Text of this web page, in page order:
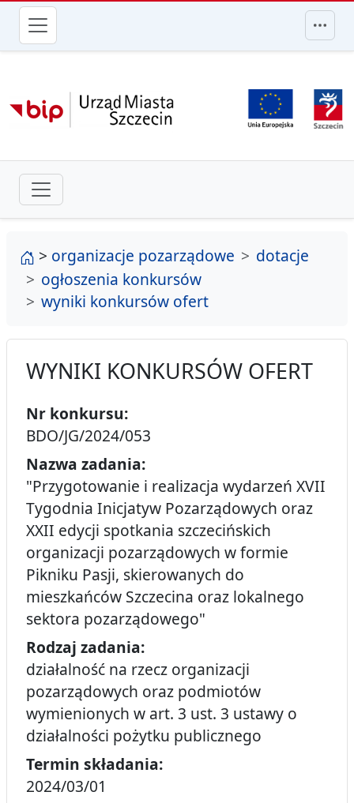
przejdź do głównego menu
strona główna
> organizacje pozarządowe
dotacje
ogłoszenia konkursów
wyniki konkursów ofert
WYNIKI KONKURSÓW OFERT
Nr konkursu:
BDO/JG/2024/053
Nazwa zadania:
"Przygotowanie i realizacja wydarzeń XVII
Tygodnia Inicjatyw Pozarządowych oraz
XXII edycji spotkania szczecińskich
organizacji pozarządowych w formie
Pikniku Pasji, skierowanych do
mieszkańców Szczecina oraz lokalnego
sektora pozarządowego"
Rodzaj zadania:
działalność na rzecz organizacji
pozarządowych oraz podmiotów
wymienionych w art. 3 ust. 3 ustawy o
działalności pożytku publicznego
Termin składania:
2024/03/01